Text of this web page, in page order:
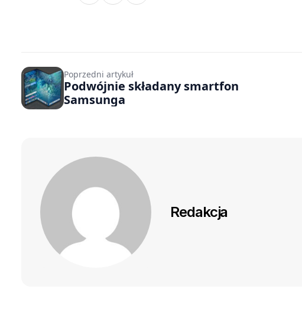
Poprzedni artykuł
Podwójnie składany smartfon
Samsunga
Redakcja